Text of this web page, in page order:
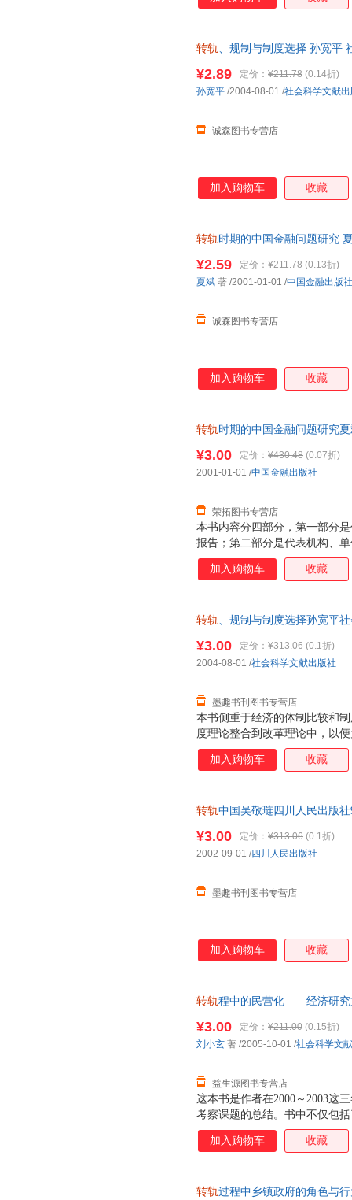
转轨、规制与制度选择 孙宽平
¥2.89 定价： ¥211.78 (0.14折)
诚森图书专营店
孙宽平 /2004-08-01 /社会科学文献
加入购物车 收藏
转轨时期的中国金融问题研究
¥2.59 定价： ¥211.78 (0.13折)
诚森图书专营店
夏斌 著 /2001-01-01 /中国金融出版社
加入购物车 收藏
转轨时期的中国金融问题研究
本书内容分四部分，第一部分
报告；第二部分是代表机构、
文稿；第四部分是知识介绍性
¥3.00 定价： ¥430.48 (0.07折)
荣拓图书专营店
2001-01-01 /中国金融出版社
加入购物车 收藏
转轨、规制与制度选择孙宽平
本书侧重于经济的体制比较和
度理论整合到改革理论中，以
出现的问题和解决问题的政策
度分析，以求对制度分析和体
¥3.00 定价： ¥313.06 (0.1折)
墨趣书刊图书专营店
2004-08-01 /社会科学文献出版社
加入购物车 收藏
转轨中国吴敬琏四川人民出版
¥3.00 定价： ¥313.06 (0.1折)
墨趣书刊图书专营店
2002-09-01 /四川人民出版社
加入购物车 收藏
转轨程中的民营化——经济研究
这本书是作者在2000～2003这
考察课题的总结。书中不仅包
了来自于实践考察的许多第一
了出处的案例，均来自作者的
的过程。无论人们如何评判、
¥3.00 定价： ¥211.00 (0.15折)
益生源图书专营店
刘小玄 著 /2005-10-01 /社会科学文
加入购物车 收藏
转轨过程中乡镇政府的角色与